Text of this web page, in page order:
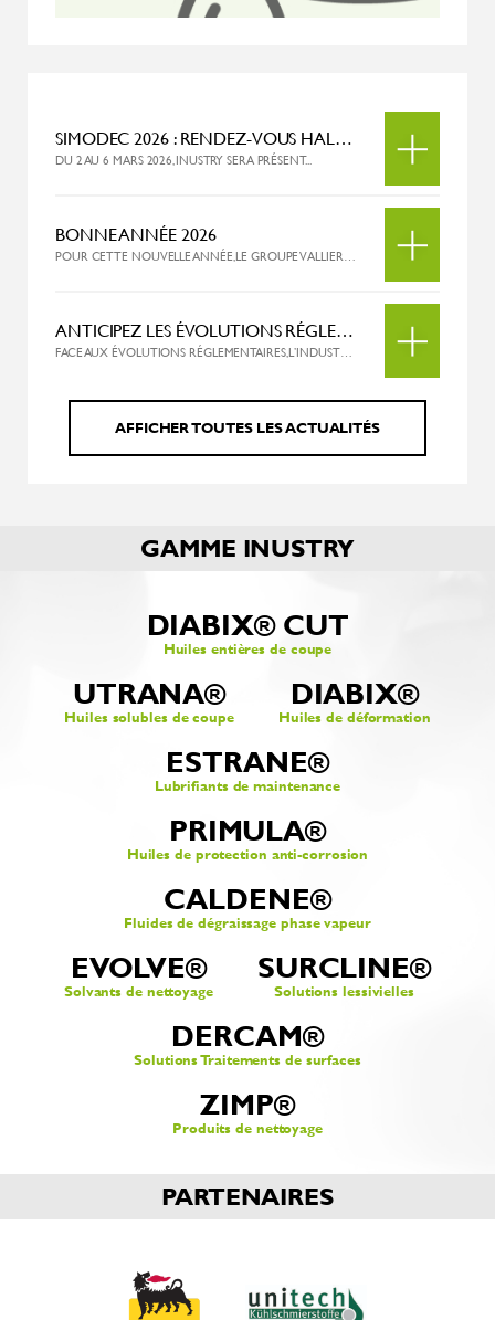
SIMODEC 2026 : RENDEZ-VOUS HALL B1 – STAND I22 !
DU 2 AU 6 MARS 2026, INUSTRY SERA PRÉSENT...
BONNE ANNÉE 2026
POUR CETTE NOUVELLE ANNÉE, LE GROUPE VALLIER POURSUIT SON...
ANTICIPEZ LES ÉVOLUTIONS RÉGLEMENTAIRES SUR LES HUILES SOLUBLES
FACE AUX ÉVOLUTIONS RÉGLEMENTAIRES, L’INDUSTRIE DOIT S’ADAPTER. INUSTRY, VOUS...
AFFICHER TOUTES LES ACTUALITÉS
GAMME INUSTRY
DIABIX® CUT
Huiles entières de coupe
UTRANA®
Huiles solubles de coupe
DIABIX®
Huiles de déformation
ESTRANE®
Lubrifiants de maintenance
PRIMULA®
Huiles de protection anti-corrosion
CALDENE®
Fluides de dégraissage phase vapeur
EVOLVE®
Solvants de nettoyage
SURCLINE®
Solutions lessivielles
DERCAM®
Solutions Traitements de surfaces
ZIMP®
Produits de nettoyage
PARTENAIRES